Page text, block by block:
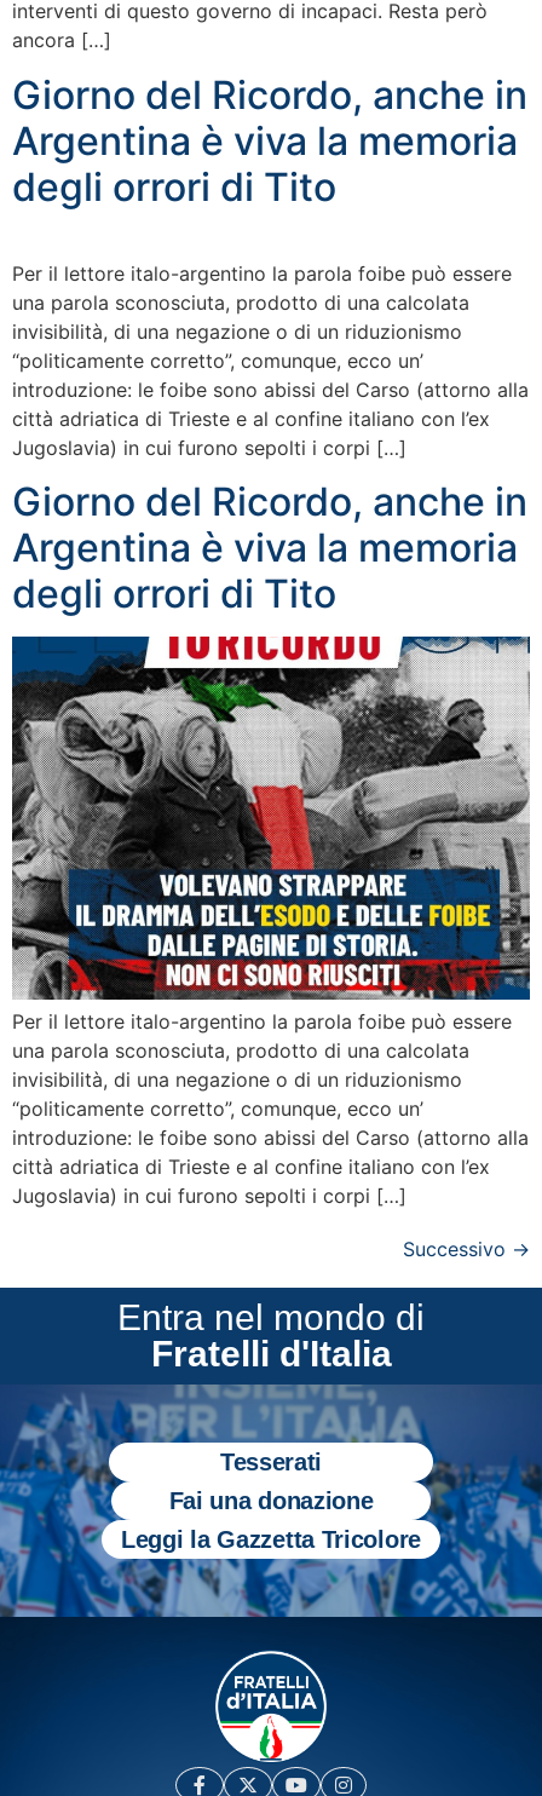
interventi di questo governo di incapaci. Resta però
ancora […]
Giorno del Ricordo, anche in
Argentina è viva la memoria
degli orrori di Tito
Per il lettore italo-argentino la parola foibe può essere
una parola sconosciuta, prodotto di una calcolata
invisibilità, di una negazione o di un riduzionismo
“politicamente corretto”, comunque, ecco un’
introduzione: le foibe sono abissi del Carso (attorno alla
città adriatica di Trieste e al confine italiano con l’ex
Jugoslavia) in cui furono sepolti i corpi […]
Giorno del Ricordo, anche in
Argentina è viva la memoria
degli orrori di Tito
Per il lettore italo-argentino la parola foibe può essere
una parola sconosciuta, prodotto di una calcolata
invisibilità, di una negazione o di un riduzionismo
“politicamente corretto”, comunque, ecco un’
introduzione: le foibe sono abissi del Carso (attorno alla
città adriatica di Trieste e al confine italiano con l’ex
Jugoslavia) in cui furono sepolti i corpi […]
Successivo →
Entra nel mondo di
Fratelli d'Italia
Tesserati
Fai una donazione
Leggi la Gazzetta Tricolore